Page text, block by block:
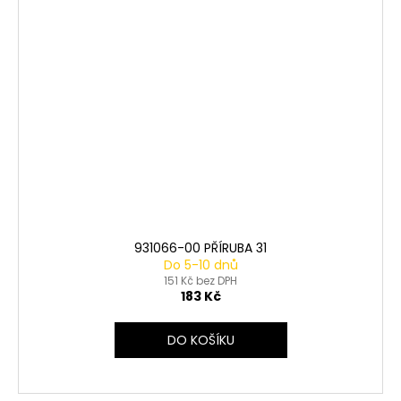
931066-00 PŘÍRUBA 31
Do 5-10 dnů
151 Kč bez DPH
183 Kč
DO KOŠÍKU